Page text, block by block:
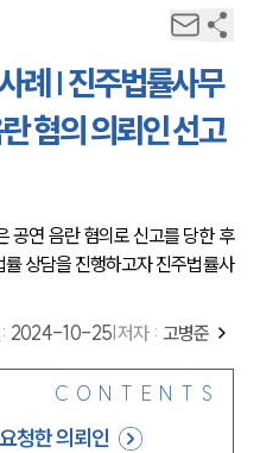
례 | 진주법률사무
혐의 의뢰인 선고
공연 음란 혐의로 신고를 당한 후
상담을 진행하고자 진주법률사
: 2024-10-25 저자 : 고병준
CONTENTS
청한 의뢰인